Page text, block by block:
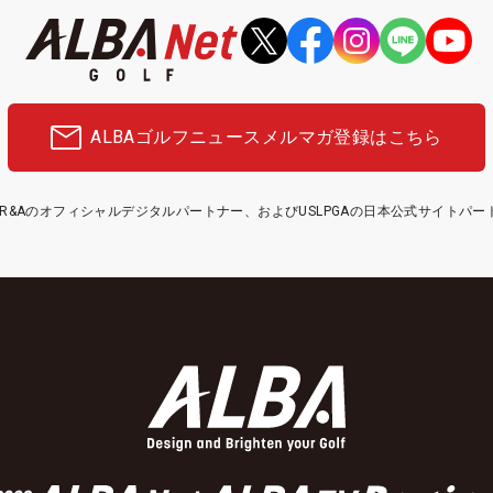
ALBAゴルフニュース メルマガ登録はこちら
のオフィシャルデジタルパートナー、およびUSLPGAの日本公式サイトパー